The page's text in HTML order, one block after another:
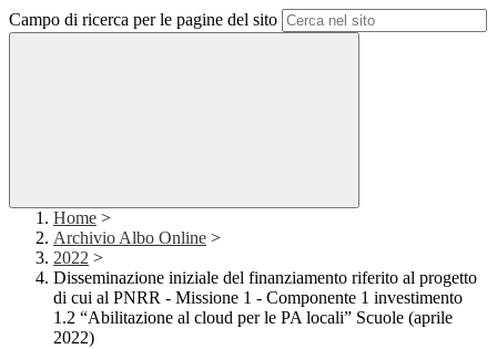
Campo di ricerca per le pagine del sito
Home >
Archivio Albo Online >
2022 >
Disseminazione iniziale del finanziamento riferito al progetto
di cui al PNRR - Missione 1 - Componente 1 investimento
1.2 “Abilitazione al cloud per le PA locali” Scuole (aprile
2022)